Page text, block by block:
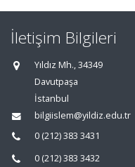
İletişim Bilgileri
Yıldız Mh., 34349
Davutpaşa
İstanbul
bilgiislem@yildiz.edu.tr
0 (212) 383 3431
0 (212) 383 3432